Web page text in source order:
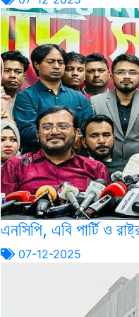
এনসিপি, এবি পার্টি ও
07-12-2025